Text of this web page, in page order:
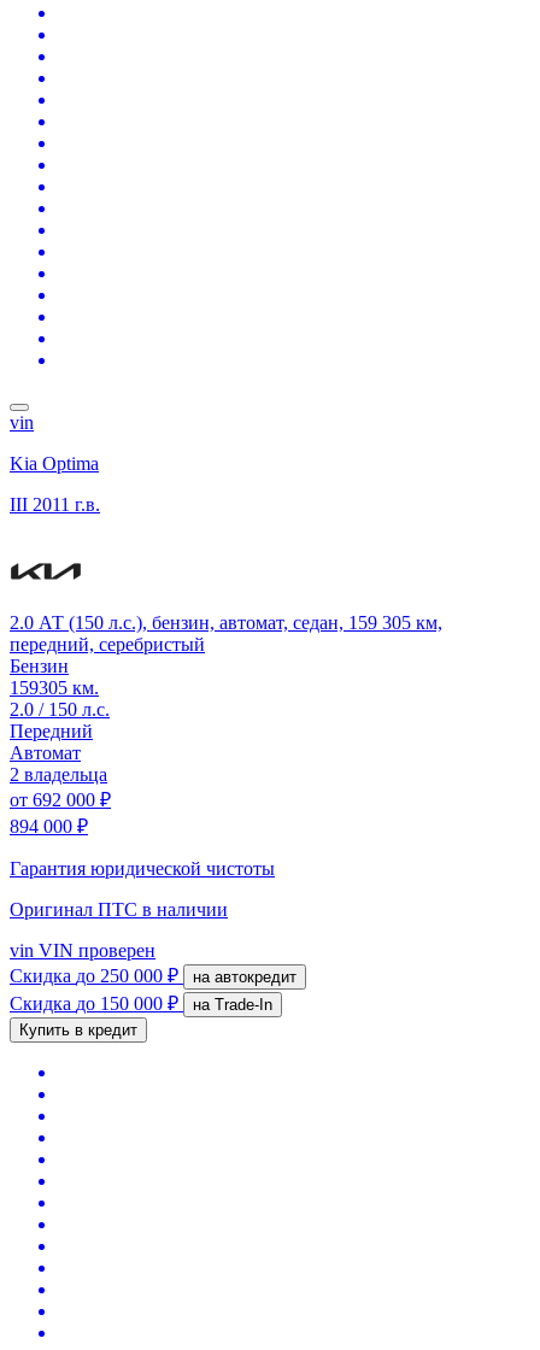
vin
Kia Optima
III 2011 г.в.
2.0 АТ (150 л.с.), бензин, автомат, седан, 159 305 км,
передний, серебристый
Бензин
159305 км.
2.0 / 150 л.с.
Передний
Автомат
2 владельца
от 692 000 ₽
894 000 ₽
Гарантия юридической чистоты
Оригинал ПТС в наличии
vin VIN проверен
Скидка до 250 000 ₽ на автокредит
Скидка до 150 000 ₽
на Trade-In
Купить в кредит